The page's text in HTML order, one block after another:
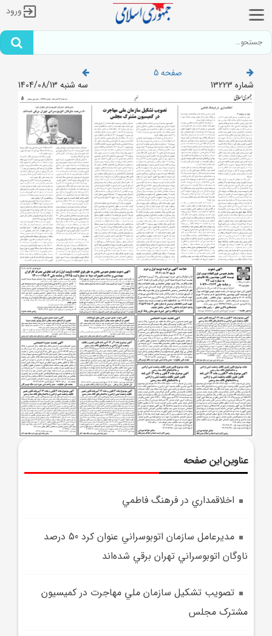
ورود
صفحه 5
شماره 13223
سه شنبه 1404/08/13
عناوین این صفحه
اخلاقمداري در فرهنگ فاطمي
مديرعامل سازمان اتوبوسراني عنوان کرد 50 درصد
ناوگان اتوبوسراني تهران برقي شده‌اند
تصويب تشکيل سازمان ملي مهاجرت در کميسيون
مشترک مجلس